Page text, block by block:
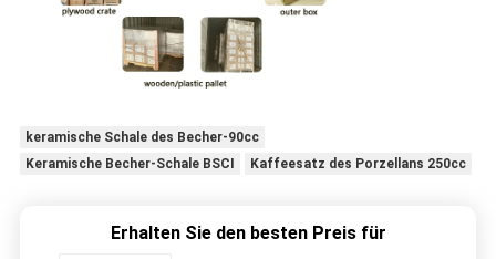
keramische Schale des Becher-90cc
Keramische Becher-Schale BSCI
Kaffeesatz des Porzellans 250cc
Erhalten Sie den besten Preis für